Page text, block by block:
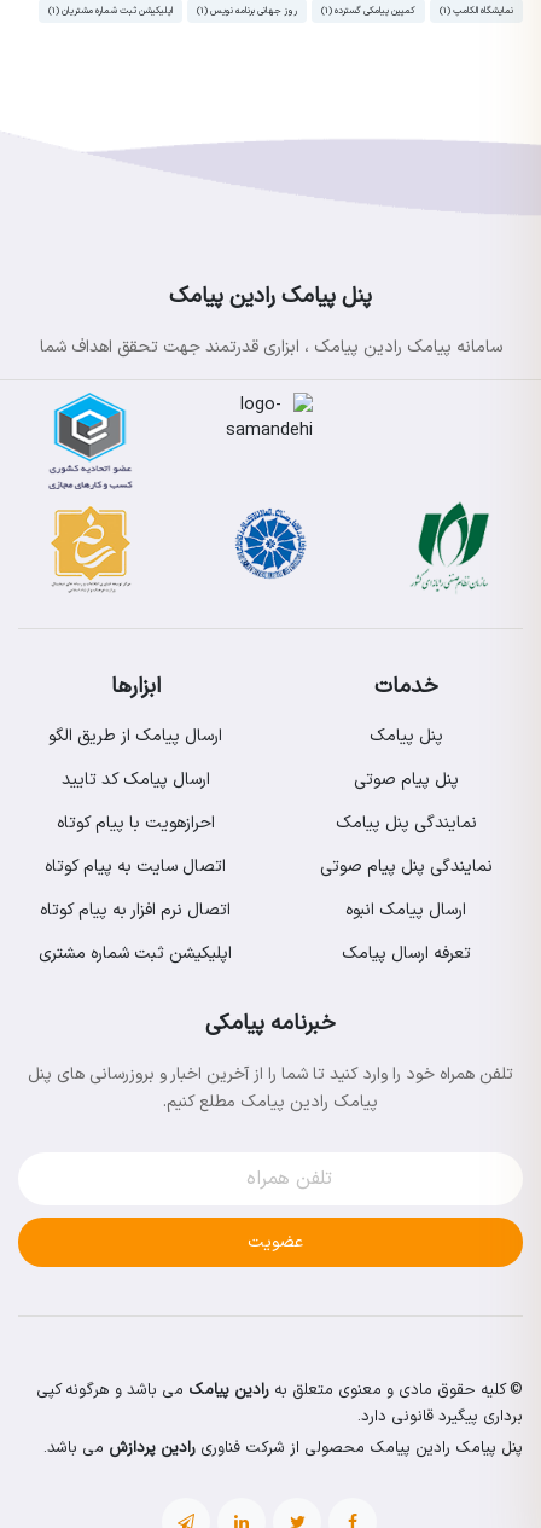
نمایشگاه الکامپ (1) کمپین پیامکی گسترده (1) روز جهانی برنامه نویس (1) اپلیکیشن ثبت شماره مشتریان (1)
پنل پیامک رادین پیامک
سامانه پیامک رادین پیامک ، ابزاری قدرتمند جهت تحقق اهداف شما
خدمات
پنل پیامک
پنل پیام صوتی
نمایندگی پنل پیامک
نمایندگی پنل پیام صوتی
ارسال پیامک انبوه
تعرفه ارسال پیامک
ابزارها
ارسال پیامک از طریق الگو
ارسال پیامک کد تایید
احرازهویت با پیام کوتاه
اتصال سایت به پیام کوتاه
اتصال نرم افزار به پیام کوتاه
اپلیکیشن ثبت شماره مشتری
خبرنامه پیامکی
تلفن همراه خود را وارد کنید تا شما را از آخرین اخبار و بروزرسانی های پنل
پیامک رادین پیامک مطلع کنیم.
عضویت
© کلیه حقوق مادی و معنوی متعلق به رادین پیامک می باشد و هرگونه کپی
برداری پیگیرد قانونی دارد.
پنل پیامک رادین پیامک محصولی از شرکت فناوری رادین پردازش می باشد.